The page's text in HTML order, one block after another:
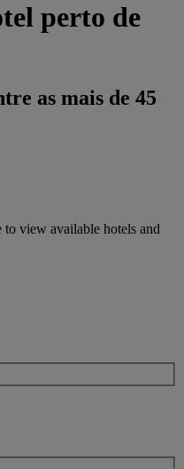
perto de
as mais de 45
view available hotels and